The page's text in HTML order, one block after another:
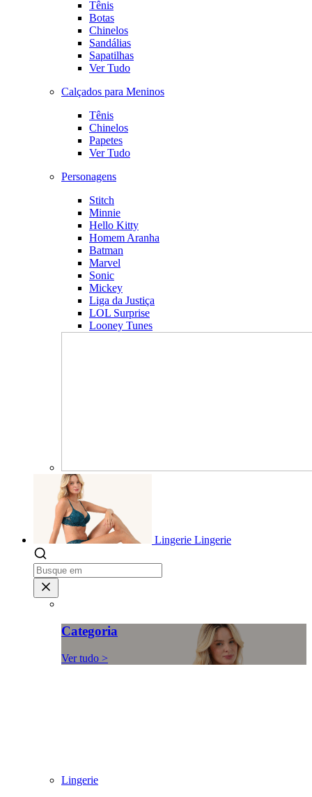
Tênis
Botas
Chinelos
Sandálias
Sapatilhas
Ver Tudo
Calçados para Meninos
Tênis
Chinelos
Papetes
Ver Tudo
Personagens
Stitch
Minnie
Hello Kitty
Homem Aranha
Batman
Marvel
Sonic
Mickey
Liga da Justiça
LOL Surprise
Looney Tunes
Lingerie Lingerie
Categoria
Ver tudo >
Lingerie